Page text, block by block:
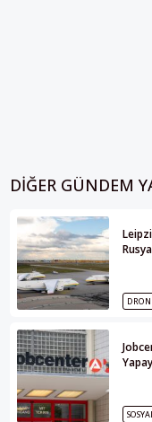
DIĞER GÜNDEM